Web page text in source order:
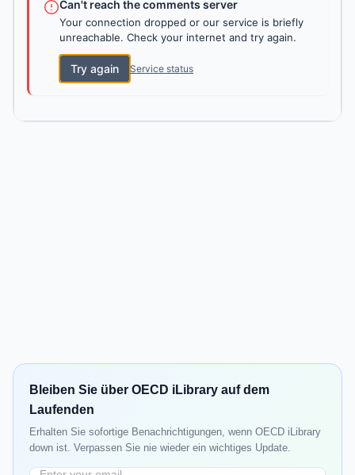
Can't reach the comments server
Your connection dropped or our service is briefly
unreachable. Check your internet and try again.
Try again Service status
Bleiben Sie über OECD iLibrary auf dem
Laufenden
Erhalten Sie sofortige Benachrichtigungen, wenn OECD iLibrary
down ist. Verpassen Sie nie wieder ein wichtiges Update.